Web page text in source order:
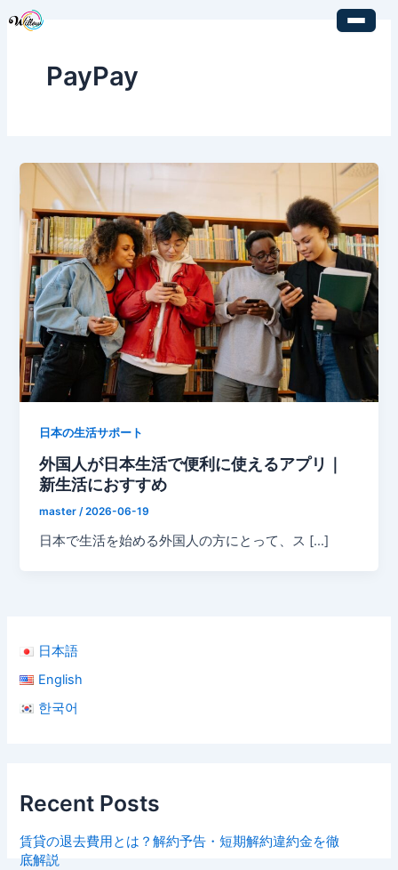
日本語
English
한국어
Recent Posts
賃貸の退去費用とは？解約予告・短期解約違約金を徹
底解説
PayPay
日本の生活サポート
外国人が日本生活で便利に使えるアプリ｜
新生活におすすめ
master/2026-06-19
日本で生活を始める外国人の方にとって、ス […]